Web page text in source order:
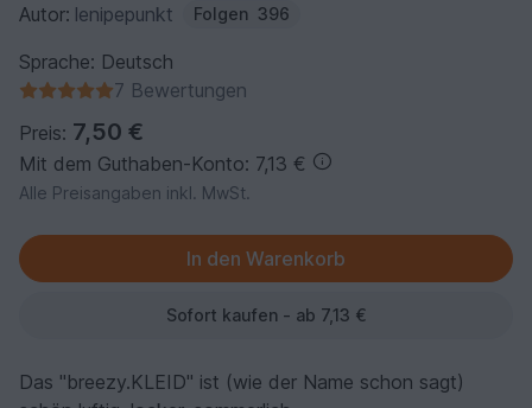
Autor: lenipepunkt Folgen 396
Sprache: Deutsch
7 Bewertungen
Preis: 7,50 €
Mit dem Guthaben-Konto: 7,13 €
Alle Preisangaben inkl. MwSt.
Sofort kaufen - ab 7,13 €
Das "breezy.KLEID" ist (wie der Name schon sagt)